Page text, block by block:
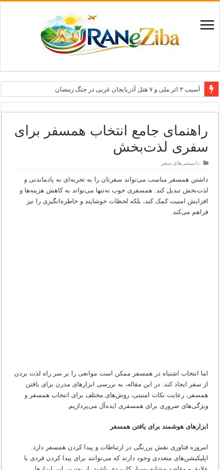
آسیب ۳ اثر ملی و ۷ هتل آذربایجان غربی در جنگ رمضان
۶۸۱ میلیارد ریال تسهیلات برای توسعه گردشگری گلستان
تاب‌آوری؛ سرمایه پنهان تهران برای بازسازی برند شهری
راهنمای جامع انتخاب همسفر برای
سفری لذت‌بخش
دانستنی‌های سفر
داشتن همسفر مناسب می‌تواند سفرتان را به تجربه‌ای به یادماندنی و
لذت‌بخش تبدیل کند. همسفری خوب نه‌تنها می‌تواند به کاهش هزینه‌ها و
افزایش امنیت کمک کند، بلکه لحظات خوشایند و خاطره‌انگیزی را نیز
فراهم می‌کند.
اما انتخاب اشتباه در همسفر ممکن است موانعی را بر سر راه لذت بردن
از سفر ایجاد کند. در این مقاله، به بررسی ابزارهای مدرن برای یافتن
همسفر، رعایت نکات امنیتی، روش‌های مختلف برای انتخاب همسفر و
ویژگی‌های ضروری برای همسفری ایده‌آل می‌پردازیم.
ابزارهای هوشمند برای یافتن همسفر
امروزه فناوری نقش پررنگی در ارتباطات و پیدا کردن همسفر دارد.
اپلیکیشن‌های متعددی وجود دارند که می‌توانند برای پیدا کردن فردی با